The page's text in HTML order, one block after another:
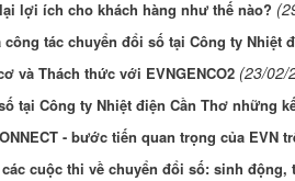
lại lợi ích cho khách hàng như thế nào?
công tác chuyển đổi số tại Công ty Nhiệt
và Thách thức với EVNGENCO2 (23/02/
tại Công ty Nhiệt điện Cần Thơ những
- bước tiến quan trọng của
các cuộc thi về chuyển đổi số: sinh động,